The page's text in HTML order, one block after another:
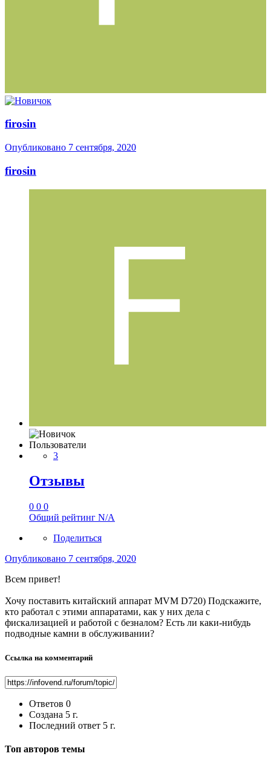
firosin
Опубликовано 7 сентября, 2020
firosin
Пользователи
3
Отзывы
0 0 0
Общий рейтинг N/A
Поделиться
Опубликовано 7 сентября, 2020
Всем привет!
Хочу поставить китайский аппарат MVM D720) Подскажите,
кто работал с этими аппаратами, как у них дела с
фискализацией и работой с безналом? Есть ли каки-нибудь
подводные камни в обслуживании?
Ссылка на комментарий
Ответов 0
Создана 5 г.
Последний ответ 5 г.
Топ авторов темы